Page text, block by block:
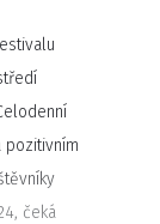
čeká